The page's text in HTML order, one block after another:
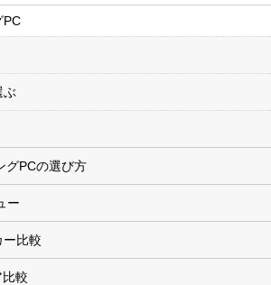
PC
ぶ
グPCの選び方
ー
ー比較
較